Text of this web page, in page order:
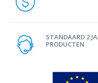
STANDAARD 2
PRODUCTEN